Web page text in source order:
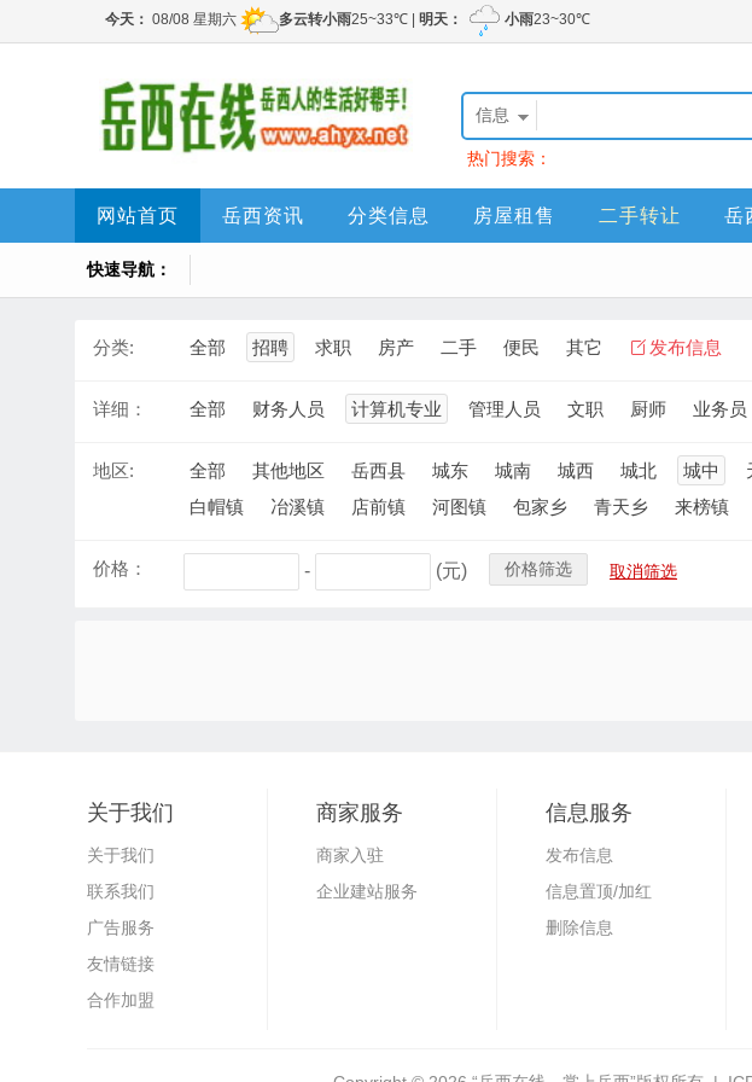
信息
热门搜索：
网站首页 岳西资讯 分类信息 房屋租售 二手转让 岳
快速导航：
分类: 全部 招聘 求职 房产 二手 便民 其它 发布信息
详细： 全部 财务人员 计算机专业 管理人员 文职 厨师 业务员
地区: 全部 其他地区 岳西县 城东 城南 城西 城北 城中
白帽镇
冶溪镇 店前镇 河图镇 包家乡 青天乡 来榜镇
价格： - (元) 价格筛选 取消筛选
关于我们
关于我们
联系我们
广告服务
友情链接
合作加盟
商家服务
商家入驻
企业建站服务
信息服务
发布信息
信息置顶/加红
删除信息